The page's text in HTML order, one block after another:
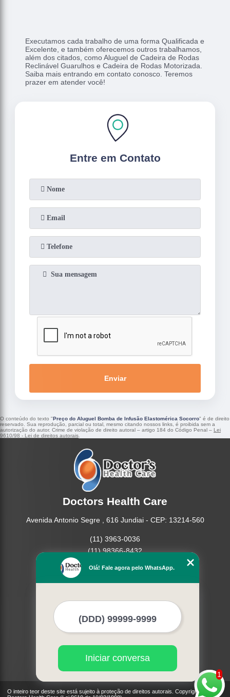
Executamos cada trabalho de uma forma Qualificada e
Excelente, e também oferecemos outros trabalhamos,
além dos citados, como Aluguel de Cadeira de Rodas
Reclinável Guarulhos e Cadeira de Rodas Motorizada.
Saiba mais entrando em contato conosco. Teremos
prazer em atender você!
Entre em Contato
Enviar
O conteúdo do texto "Preço do Aluguel Bomba de Infusão Elastomérica Socorro" é de direito
reservado. Sua reprodução, parcial ou total, mesmo citando nossos links, é proibida sem a
autorização do autor. Crime de violação de direito autoral – artigo 184 do Código Penal – Lei
9610/98 - Lei de direitos autorais
Doctors Health Care
Avenida Antonio Segre , 616 Jundiai - CEP: 13214-560
(11) 3963-0036
(11) 98366-8432
Missão
Mapa do site
O inteiro teor deste site está sujeito à proteção de direitos autorais. Copyright©
1
Olá! Fale agora pelo WhatsApp.
Iniciar conversa